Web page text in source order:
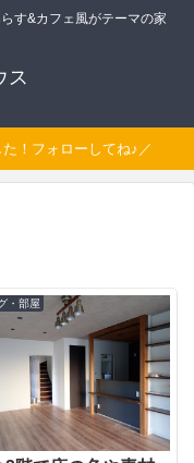
す&カフェ風がテーマの家
ス
！フォローしてね♪／
・部屋